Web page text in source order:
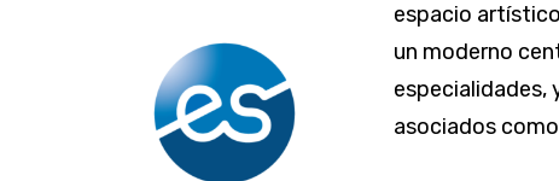
espacio
un moderno
especialidades,
asociados